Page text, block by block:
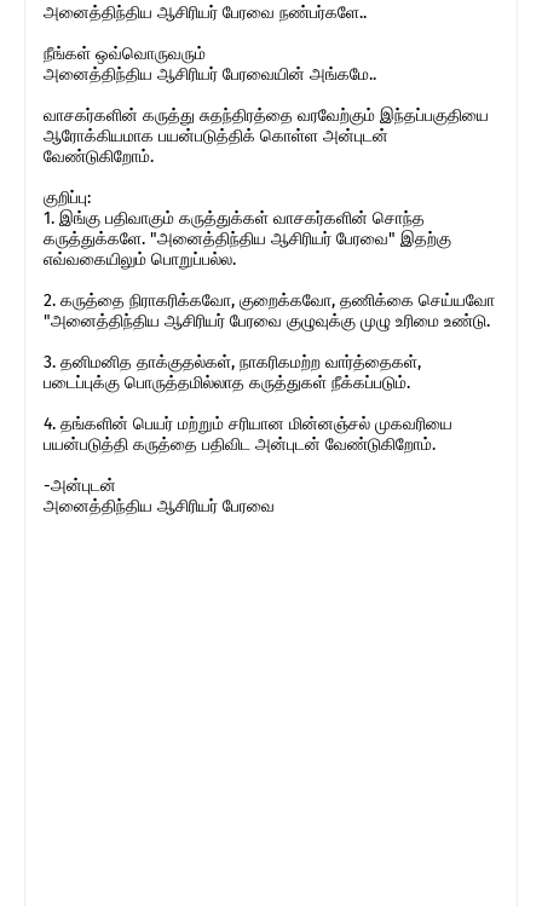
அனைத்திந்திய ஆசிரியர் பேரவை நண்பர்களே..
நீங்கள் ஒவ்வொருவரும்
அனைத்திந்திய ஆசிரியர் பேரவையின் அங்கமே..
வாசகர்களின் கருத்து சுதந்திரத்தை வரவேற்கும் இந்தப்பகுதியை
ஆரோக்கியமாக பயன்படுத்திக் கொள்ள அன்புடன்
வேண்டுகிறோம்.
குறிப்பு:
1. இங்கு பதிவாகும் கருத்துக்கள் வாசகர்களின் சொந்த
கருத்துக்களே. "அனைத்திந்திய ஆசிரியர் பேரவை" இதற்கு
எவ்வகையிலும் பொறுப்பல்ல.
2. கருத்தை நிராகரிக்கவோ, குறைக்கவோ, தணிக்கை செய்யவோ
"அனைத்திந்திய ஆசிரியர் பேரவை குழுவுக்கு முழு உரிமை உண்டு.
3. தனிமனித தாக்குதல்கள், நாகரிகமற்ற வார்த்தைகள்,
படைப்புக்கு பொருத்தமில்லாத கருத்துகள் நீக்கப்படும்.
4. தங்களின் பெயர் மற்றும் சரியான மின்னஞ்சல் முகவரியை
பயன்படுத்தி கருத்தை பதிவிட அன்புடன் வேண்டுகிறோம்.
-அன்புடன்
அனைத்திந்திய ஆசிரியர் பேரவை